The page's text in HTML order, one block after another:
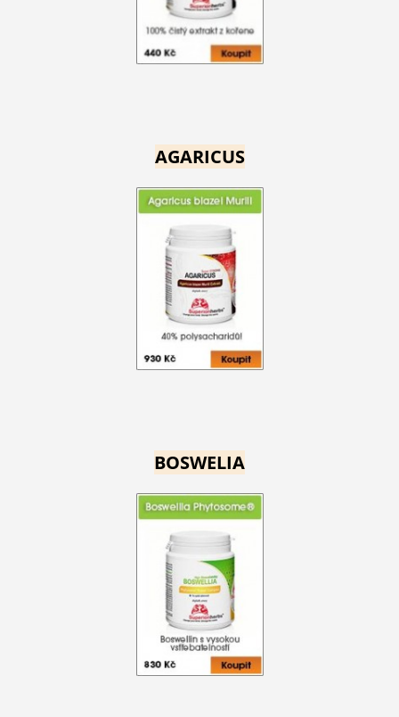
AGARICUS
BOSWELIA